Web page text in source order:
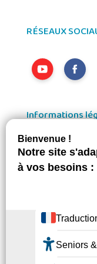
RÉSEAUX
Informations
Ressources &
Mentions Légales